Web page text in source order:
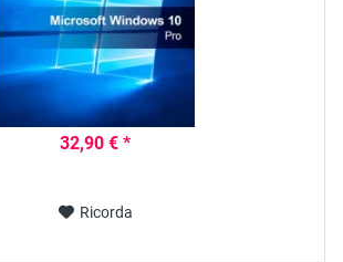
32,90 € *
Ricorda